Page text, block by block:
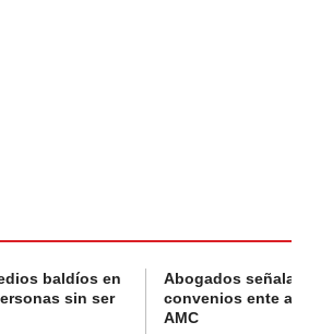
baldíos en
sin ser
Abogados
convenios ente
AMC